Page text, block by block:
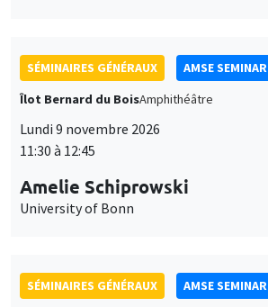
SÉMINAIRES GÉNÉRAUX
AMSE SEMINAR
Îlot Bernard du BoisAmphithéâtre
Lundi 9 novembre 2026
11:30 à 12:45
Amelie Schiprowski
University of Bonn
SÉMINAIRES GÉNÉRAUX
AMSE SEMINAR